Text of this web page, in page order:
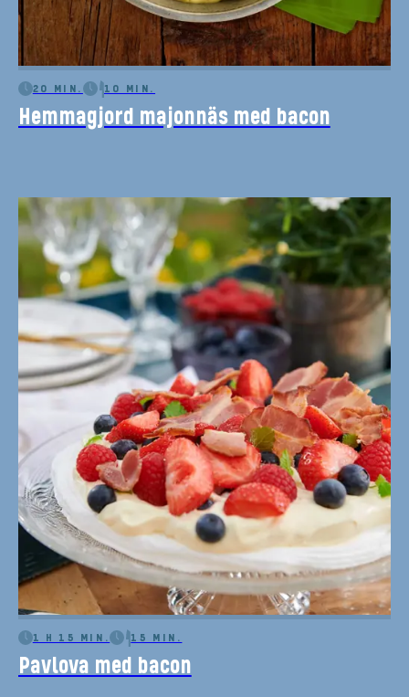
20 MIN. 10 MIN.
Hemmagjord majonnäs med bacon
1 H 15 MIN. 15 MIN.
Pavlova med bacon